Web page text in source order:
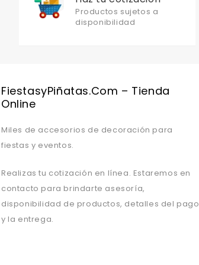
Productos sujetos a
disponibilidad
FiestasyPiñatas.com – Tienda
Online
Miles de accesorios de decoración para
fiestas y eventos.
Realizas tu cotización en línea. Estaremos en
contacto para brindarte asesoría,
disponibilidad de productos, detalles del pago
y la entrega.